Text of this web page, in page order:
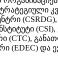
(CTC),
(EDEC)